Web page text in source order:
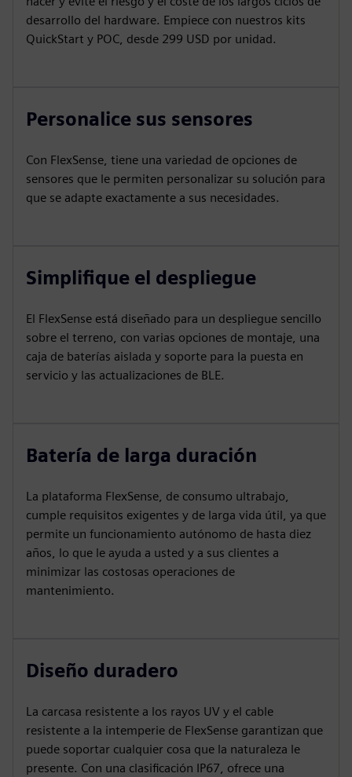
desarrollo del hardware. Empiece con nuestros kits
QuickStart y POC, desde 299 USD por unidad.
Personalice sus sensores
Con FlexSense, tiene una variedad de opciones de
sensores que le permiten personalizar su solución para
que se adapte exactamente a sus necesidades.
Simplifique el despliegue
El FlexSense está diseñado para un despliegue sencillo
sobre el terreno, con varias opciones de montaje, una
caja de baterías aislada y soporte para la puesta en
servicio y las actualizaciones de BLE.
Batería de larga duración
La plataforma FlexSense, de consumo ultrabajo,
cumple requisitos exigentes y de larga vida útil, ya que
permite un funcionamiento autónomo de hasta diez
años, lo que le ayuda a usted y a sus clientes a
minimizar las costosas operaciones de
mantenimiento.
Diseño duradero
La carcasa resistente a los rayos UV y el cable
resistente a la intemperie de FlexSense garantizan que
puede soportar cualquier cosa que la naturaleza le
presente. Con una clasificación IP67, ofrece una